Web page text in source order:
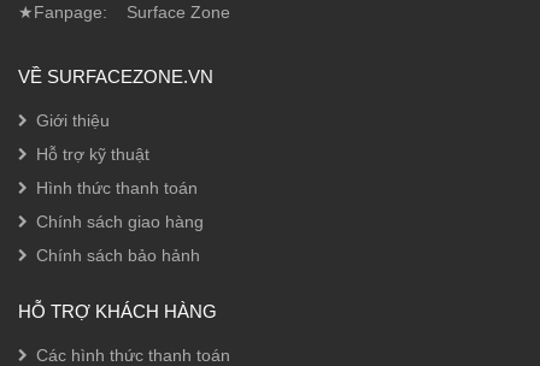
★Fanpage: Surface Zone
VỀ SURFACEZONE.VN
Giới thiệu
Hỗ trợ kỹ thuật
Hình thức thanh toán
Chính sách giao hàng
Chính sách bảo hảnh
HỖ TRỢ KHÁCH HÀNG
Các hình thức thanh toán